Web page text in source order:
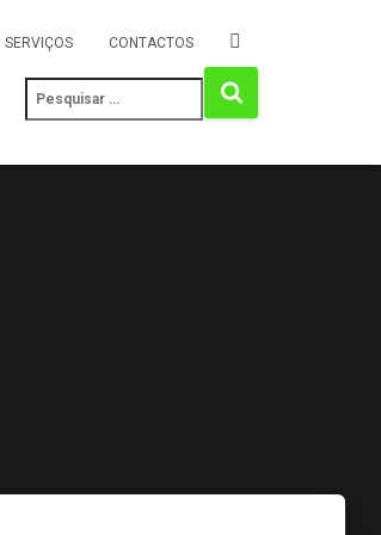
SERVIÇOS CONTACTOS